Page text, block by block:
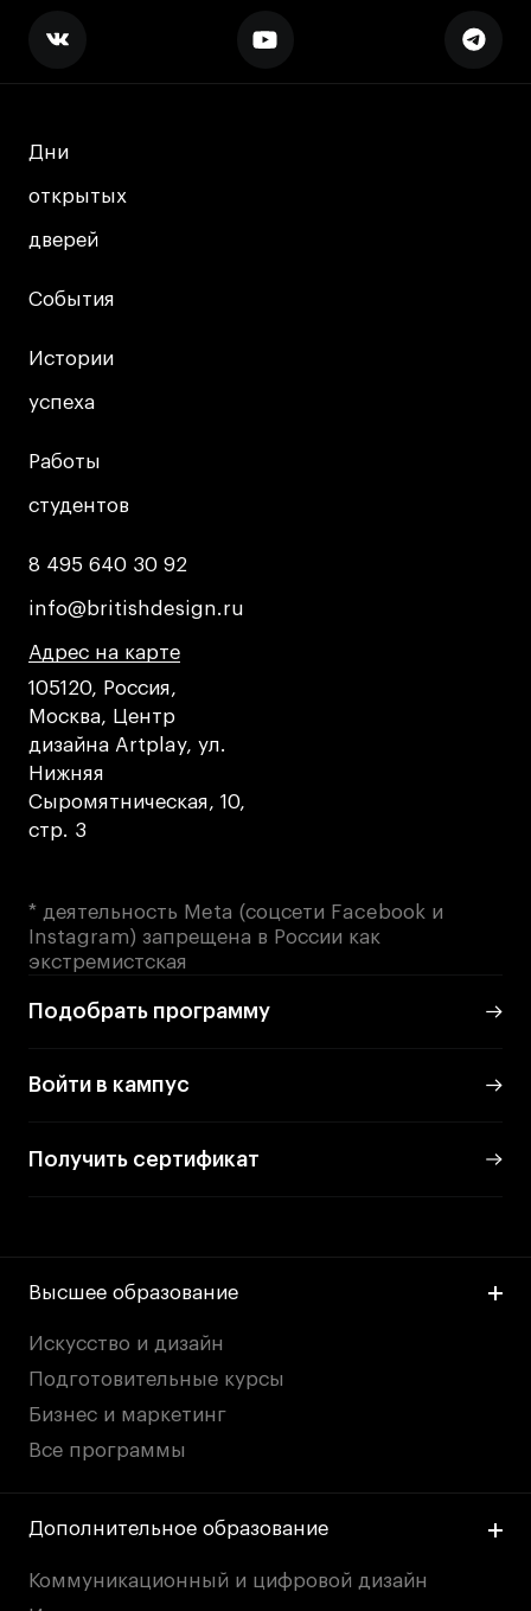
Дни
открытых
дверей
Дни
открытых
дверей
События
События
Истории
успеха
Истории
успеха
Работы
студентов
Работы
студентов
8 495 640 30 92
8 495 640 30 92
info@britishdesign.ru
info@britishdesign.ru
Адрес на карте
Адрес на карте
Адрес на карте
105120, Россия,
Москва, Центр
дизайна Artplay, ул.
Нижняя
Сыромятническая, 10,
стр. 3
* деятельность Meta (соцсети Facebook и
Instagram) запрещена в России как
экстремистская
Подобрать программу
Войти в кампус
Получить сертификат
Высшее образование
Искусство и дизайн
Подготовительные курсы
Бизнес и маркетинг
Все программы
Дополнительное образование
Коммуникационный и цифровой дизайн